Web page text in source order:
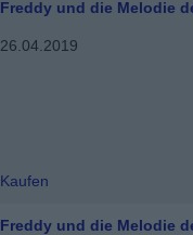
Freddy und die Melodie
26.04.2019
Kaufen
Freddy und die Melodie